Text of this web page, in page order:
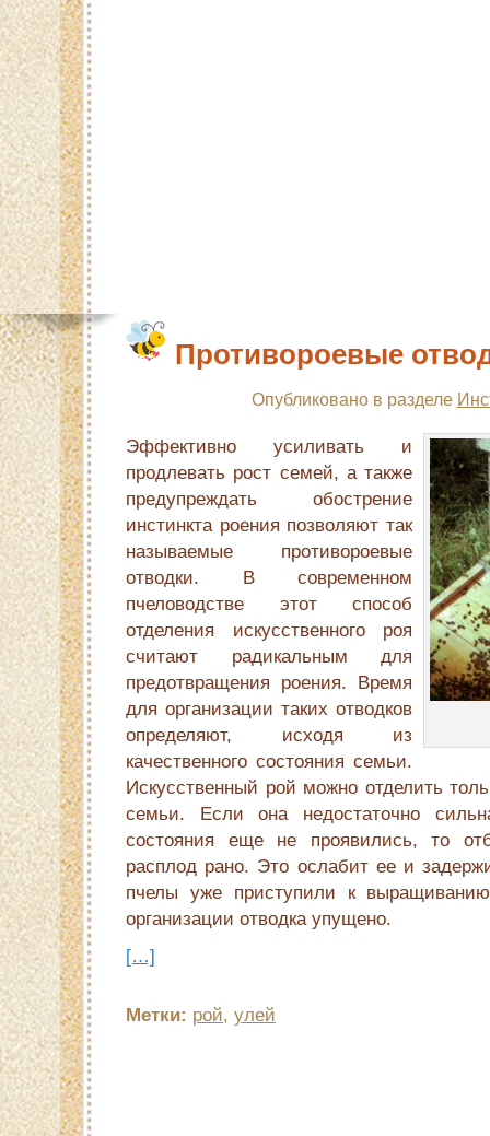
Противороевые
Опубликовано в разделе
Эффективно усиливать и
продлевать рост семей, а также
предупреждать обострение
инстинкта роения позволяют так
называемые противорое­вые
отводки. В современном
пчеловодстве этот способ
отделения искусственного роя
считают радикальным для
предот­вращения роения. Время
для организации таких отводков
оп­ределяют, исходя из
качественного состояния семьи.
Искус­ственный рой можно отделить
семьи. Если она недостаточно
состояния еще не проявились, то
расплод рано. Это ослабит ее и
пчелы уже приступили к
организации отводка упущено.
[…]
Метки: рой, улей